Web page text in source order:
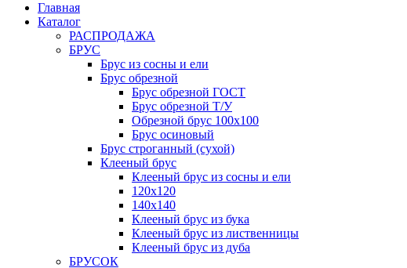
Главная
Каталог
РАСПРОДАЖА
БРУС
Брус из сосны и ели
Брус обрезной
Брус обрезной ГОСТ
Брус обрезной Т/У
Обрезной брус 100х100
Брус осиновый
Брус строганный (сухой)
Клееный брус
Клееный брус из сосны и ели
120х120
140х140
Клееный брус из бука
Клееный брус из лиственницы
Клееный брус из дуба
БРУСОК